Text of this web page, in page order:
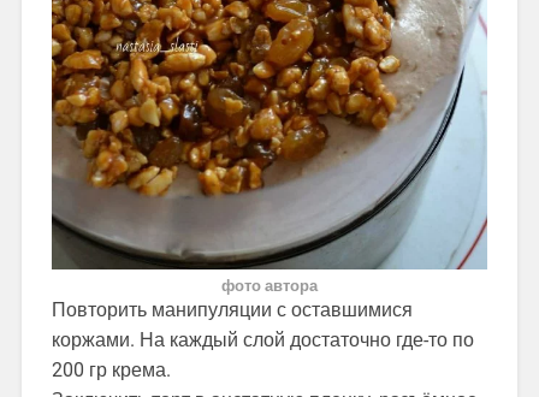
фото автора
Повторить манипуляции с оставшимися
коржами. На каждый слой достаточно где-то по
200 гр крема.